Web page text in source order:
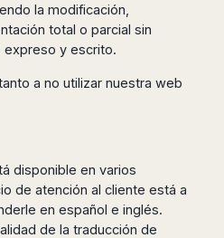
la modificación,
total o parcial sin
expreso y escrito.
a no utilizar nuestra web
disponible en varios
de atención al cliente está a
en español e inglés.
de la traducción de